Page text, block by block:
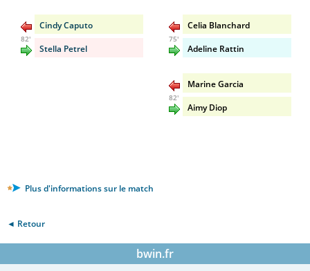
Cindy Caputo
82'
Stella Petrel
Celia Blanchard
75'
Adeline Rattin
Marine Garcia
82'
Aimy Diop
Plus d'informations sur le match
◄ Retour
bwin.fr